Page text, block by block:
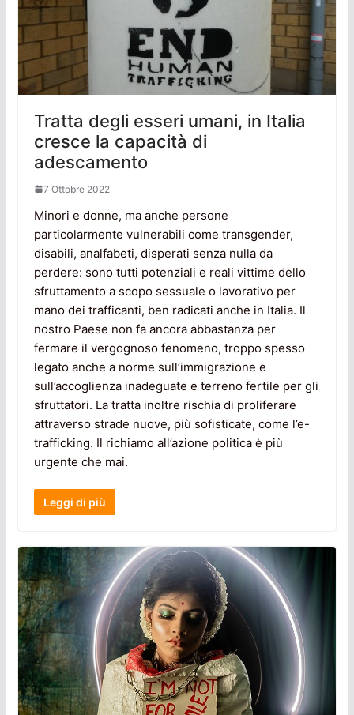
Tratta degli esseri umani, in Italia
cresce la capacità di
adescamento
7 Ottobre 2022
Minori e donne, ma anche persone
particolarmente vulnerabili come transgender,
disabili, analfabeti, disperati senza nulla da
perdere: sono tutti potenziali e reali vittime dello
sfruttamento a scopo sessuale o lavorativo per
mano dei trafficanti, ben radicati anche in Italia. Il
nostro Paese non fa ancora abbastanza per
fermare il vergognoso fenomeno, troppo spesso
legato anche a norme sull’immigrazione e
sull’accoglienza inadeguate e terreno fertile per gli
sfruttatori. La tratta inoltre rischia di proliferare
attraverso strade nuove, più sofisticate, come l’e-
trafficking. Il richiamo all’azione politica è più
urgente che mai.
Leggi di più